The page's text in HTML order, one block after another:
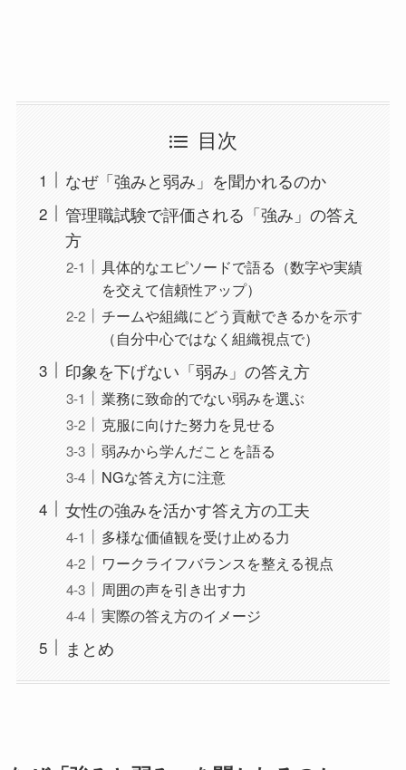
目次
なぜ「強みと弱み」を聞かれるのか
管理職試験で評価される「強み」の答え
方
具体的なエピソードで語る（数字や実績
を交えて信頼性アップ）
チームや組織にどう貢献できるかを示す
（自分中心ではなく組織視点で）
印象を下げない「弱み」の答え方
業務に致命的でない弱みを選ぶ
克服に向けた努力を見せる
弱みから学んだことを語る
NGな答え方に注意
女性の強みを活かす答え方の工夫
多様な価値観を受け止める力
ワークライフバランスを整える視点
周囲の声を引き出す力
実際の答え方のイメージ
まとめ